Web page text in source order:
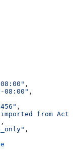
,
08:00" ,
,
from
,
,